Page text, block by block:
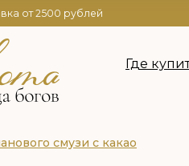
Где
смузи с какао